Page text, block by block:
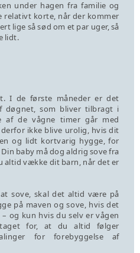
under hagen fra familie og
relativt korte, når der kommer
lige så sød om et par uger, så
lidt.
I de første måneder er det
døgnet, som bliver tilbragt i
af de vågne timer går med
ikke blive urolig, hvis dit
og lidt kortvarig hygge, for
baby må dog aldrig sove fra
altid vække dit barn, når det er
sove, skal det altid være på
på maven og sove, hvis det
og kun hvis du selv er vågen
for, at du altid følger
for forebyggelse af